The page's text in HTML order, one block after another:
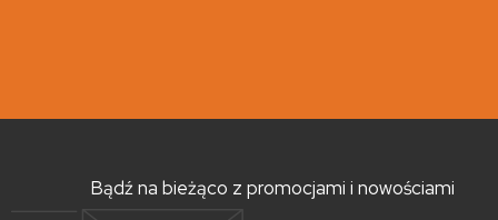
Bądź na bieżąco z promocjami i nowościami